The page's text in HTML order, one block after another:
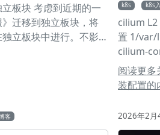
板块 考虑到近期的一
迁移到独立板块，将
立板块中进行。不影
k8s k8s
cilium
置 1/
cilium-
需要改
system
阅读更
装配置的
客 2026年2月